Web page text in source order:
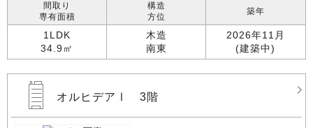
間取り
専有面積
1LDK
34.9㎡
構造
方位
木造
南東
築年
2026年11月
(建築中)
オルヒデアⅠ 3階